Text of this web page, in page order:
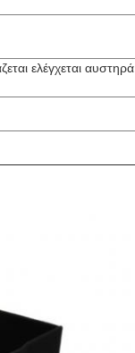
ελέγχεται αυστηρά